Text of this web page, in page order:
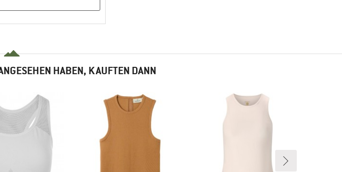
HABEN, KAUFTEN DANN